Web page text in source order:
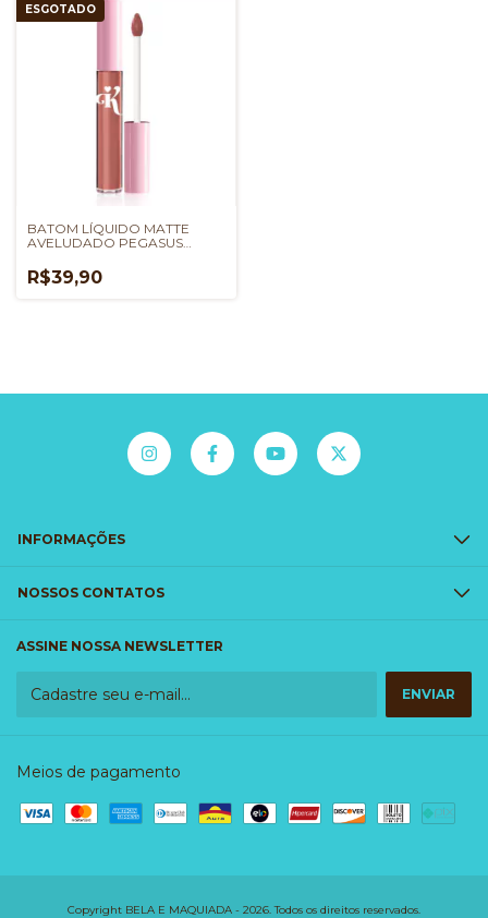
ESGOTADO
BATOM LÍQUIDO MATTE
AVELUDADO PEGASUS
R$39,90
INFORMAÇÕES
NOSSOS CONTATOS
ASSINE NOSSA NEWSLETTER
Meios de pagamento
Copyright BELA E MAQUIADA - 2026. Todos os direitos reservados.